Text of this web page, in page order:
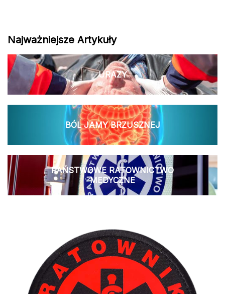
Najważniejsze Artykuły
URAZY
BÓL JAMY BRZUSZNEJ
PAŃSTWOWE RATOWNICTWO
MEDYCZNE